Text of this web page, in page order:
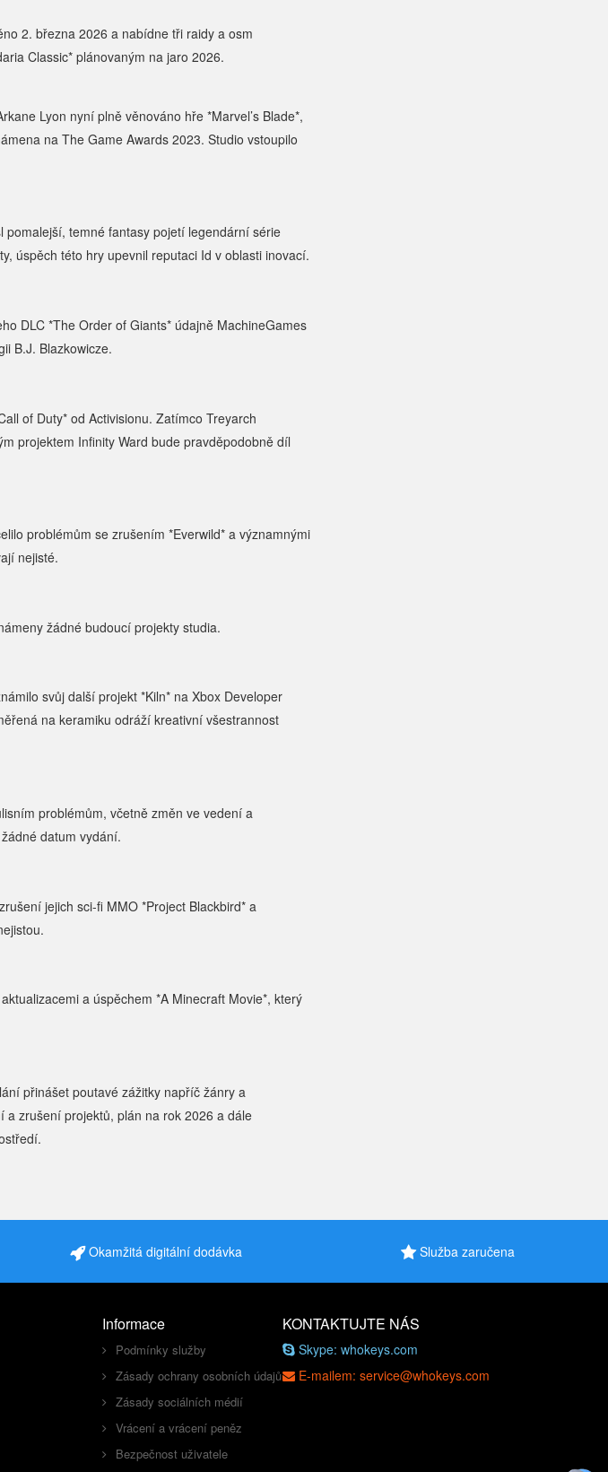
2. března 2026 a nabídne tři raidy a osm
Classic* plánovaným na jaro 2026.
Lyon nyní plně věnováno hře *Marvel’s Blade*,
na The Game Awards 2023. Studio vstoupilo
pomalejší, temné fantasy pojetí legendární série
úspěch této hry upevnil reputaci Id v oblasti inovací.
DLC *The Order of Giants* údajně MachineGames
B.J. Blazkowicze.
of Duty* od Activisionu. Zatímco Treyarch
projektem Infinity Ward bude pravděpodobně díl
problémům se zrušením *Everwild* a významnými
nejisté.
žádné budoucí projekty studia.
svůj další projekt *Kiln* na Xbox Developer
na keramiku odráží kreativní všestrannost
problémům, včetně změn ve vedení a
datum vydání.
jejich sci-fi MMO *Project Blackbird* a
a úspěchem *A Minecraft Movie*, který
přinášet poutavé zážitky napříč žánry a
zrušení projektů, plán na rok 2026 a dále
Okamžitá digitální dodávka Služba zaručena
Informace
Podmínky služby
Zásady ochrany osobních údajů
Zásady sociálních médií
Vrácení a vrácení peněz
Bezpečnost uživatele
KONTAKTUJTE NÁS
Skype: whokeys.com
E-mailem: service@whokeys.com